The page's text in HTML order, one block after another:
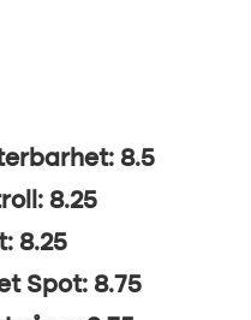
8.5
8.25
8.25
Spot: 8.75